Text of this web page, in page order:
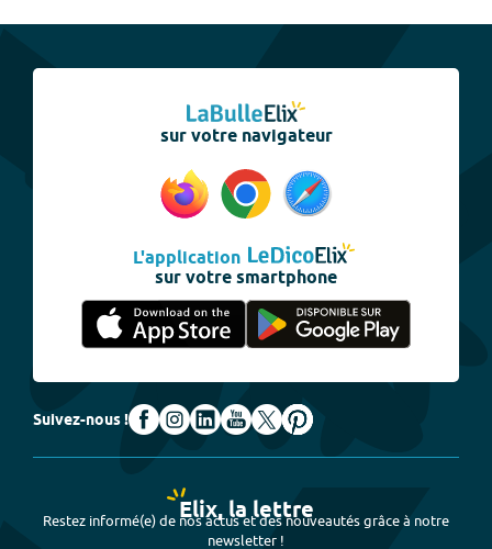
sur votre navigateur
L'application
sur votre smartphone
Suivez-nous !
Elix, la lettre
Restez informé(e) de nos actus et des nouveautés grâce à notre
newsletter !